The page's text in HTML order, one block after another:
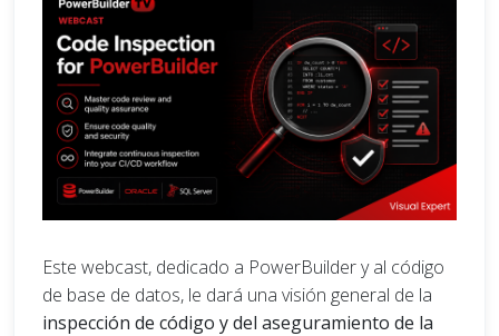
Este webcast, dedicado a PowerBuilder y al código
de base de datos, le dará una visión general de la
inspección de código y del aseguramiento de la